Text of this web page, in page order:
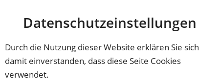
Datenschutz­einstellungen
Durch die Nutzung dieser Website erklären Sie sich
damit einverstanden, dass diese Seite Cookies
verwendet.
INHALT ANSPRINGEN
Coburg
MORBUS BECHTEREW SELBSTHILFEGRUPPE
COBURG